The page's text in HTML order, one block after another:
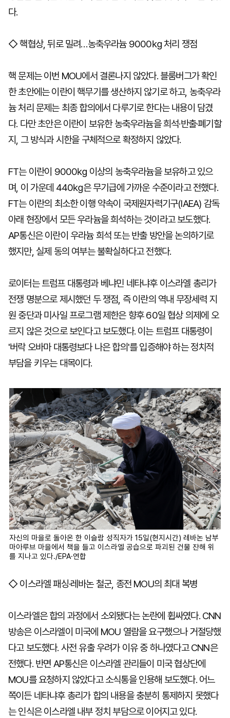
다.
◇ 핵협상, 뒤로 밀려…농축우라늄 9000㎏ 처리 쟁점
핵 문제는 이번 MOU에서 결론나지 않았다. 블룸버그가 확인
한 초안에는 이란이 핵무기를 생산하지 않기로 하고, 농축우라
늄 처리 문제는 최종 합의에서 다루기로 한다는 내용이 담겼
다. 다만 초안은 이란이 보유한 농축우라늄을 희석·반출·폐기할
지, 그 방식과 시한을 구체적으로 확정하지 않았다.
FT는 이란이 9000㎏ 이상의 농축우라늄을 보유하고 있으
며, 이 가운데 440㎏은 무기급에 가까운 수준이라고 전했다.
FT는 이란의 최소한 이행 약속이 국제원자력기구(IAEA) 감독
아래 현장에서 모든 우라늄을 희석하는 것이라고 보도했다.
AP통신은 이란이 우라늄 희석 또는 반출 방안을 논의하기로
했지만, 실제 동의 여부는 불확실하다고 전했다.
로이터는 트럼프 대통령과 베냐민 네타냐후 이스라엘 총리가
전쟁 명분으로 제시했던 두 쟁점, 즉 이란의 역내 무장세력 지
원 중단과 미사일 프로그램 제한은 향후 60일 협상 의제에 오
르지 않은 것으로 보인다고 보도했다. 이는 트럼프 대통령이
'버락 오바마 대통령보다 나은 합의'를 입증해야 하는 정치적
부담을 키우는 대목이다.
자신의 마을로 돌아온 한 이슬람 성직자가 15일(현지시간) 레바논 남부
마아루브 마을에서 책을 들고 이스라엘 공습으로 파괴된 건물 잔해 위
를 지나고 있다./EPA·연합
◇ 이스라엘 패싱·레바논 철군, 종전 MOU의 최대 복병
이스라엘은 합의 과정에서 소외됐다는 논란에 휩싸였다. CNN
방송은 이스라엘이 미국에 MOU 열람을 요구했으나 거절당했
다고 보도했다. 사전 유출 우려가 이유 중 하나였다고 CNN은
전했다. 반면 AP통신은 이스라엘 관리들이 미국 협상단에
MOU를 요청하지 않았다고 소식통을 인용해 보도했다. 어느
쪽이든 네타냐후 총리가 합의 내용을 충분히 통제하지 못했다
는 인식은 이스라엘 내부 정치 부담으로 이어지고 있다.